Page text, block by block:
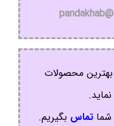
بهترین محصولات
شماتماس بگیریم.